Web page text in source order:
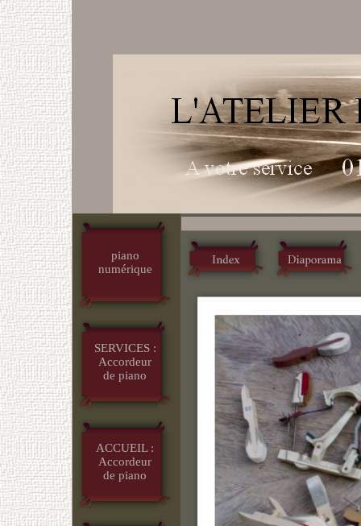
piano
numérique
SERVICES :
Accordeur
de piano
ACCUEIL :
Accordeur
de piano